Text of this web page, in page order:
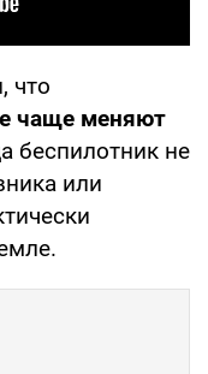
что
чаще меняют
беспилотник не
или